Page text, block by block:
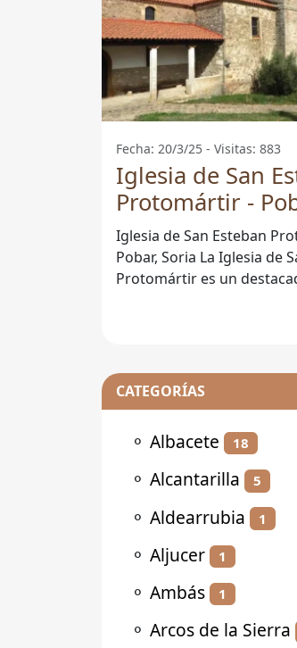
Fecha: 20/3/25 - Visitas: 883
Iglesia de San
Protomártir -
Iglesia de San Esteban
Pobar, Soria La Iglesia de San Esteban
Protomártir es un
CATEGORÍAS
⚬ Albacete 18
⚬ Alcantarilla 5
⚬ Aldearrubia 1
⚬ Aljucer 1
⚬ Ambás 1
⚬ Arcos de la Sierra